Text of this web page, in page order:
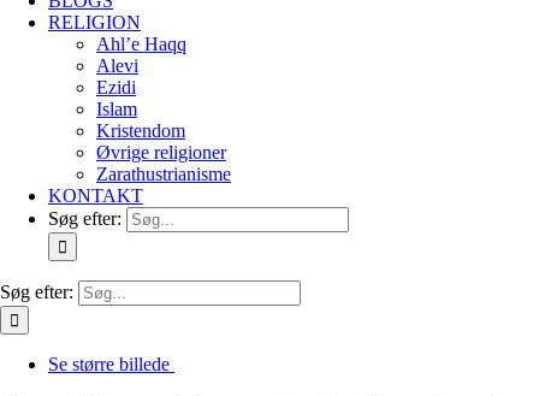
RELIGION
Ahl’e Haqq
Alevi
Ezidi
Islam
Kristendom
Øvrige religioner
Zarathustrianisme
KONTAKT
Søg efter:
Søg efter:
Se større billede